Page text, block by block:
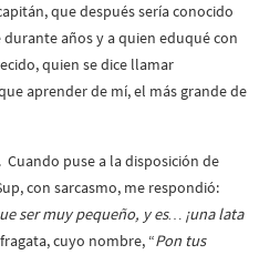
que después sería conocido
años y a quien eduqué con
quien se dice llamar
aprender de mí, el más grande de
puse a la disposición de
con sarcasmo, me respondió:
ser muy pequeño, y es… ¡una lata
cuyo nombre, “Pon tus